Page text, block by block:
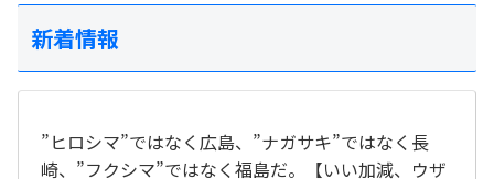
新着情報
”ヒロシマ”ではなく広島、”ナガサキ”ではなく長
崎、”フクシマ”ではなく福島だ。【いい加減、ウザ